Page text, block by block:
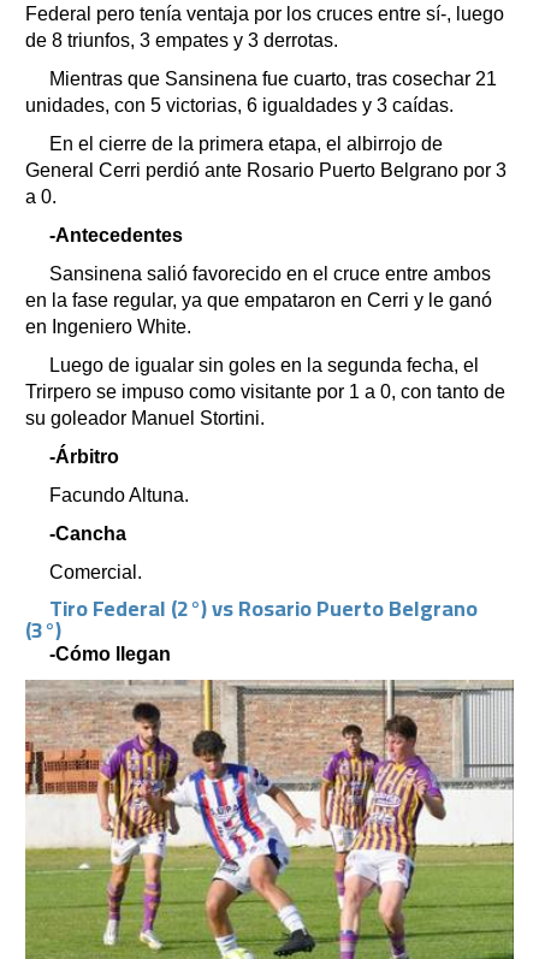
Federal pero tenía ventaja por los cruces entre sí-, luego
de 8 triunfos, 3 empates y 3 derrotas.
Mientras que Sansinena fue cuarto, tras cosechar 21
unidades, con 5 victorias, 6 igualdades y 3 caídas.
En el cierre de la primera etapa, el albirrojo de
General Cerri perdió ante Rosario Puerto Belgrano por 3
a 0.
-Antecedentes
Sansinena salió favorecido en el cruce entre ambos
en la fase regular, ya que empataron en Cerri y le ganó
en Ingeniero White.
Luego de igualar sin goles en la segunda fecha, el
Trirpero se impuso como visitante por 1 a 0, con tanto de
su goleador Manuel Stortini.
-Árbitro
Facundo Altuna.
-Cancha
Comercial.
Tiro Federal (2°) vs Rosario Puerto Belgrano
(3°)
-Cómo llegan